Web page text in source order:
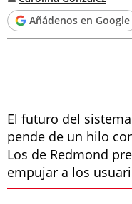
Añádenos en Google
El futuro del
pende de un hilo
Los de Redmond
empujar a los